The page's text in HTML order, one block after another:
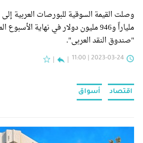
ملياراً و946 مليون دولار في نهاية
"صندوق النقد العربي".
2023-03-24 | 11:00
اقتصاد أسواق